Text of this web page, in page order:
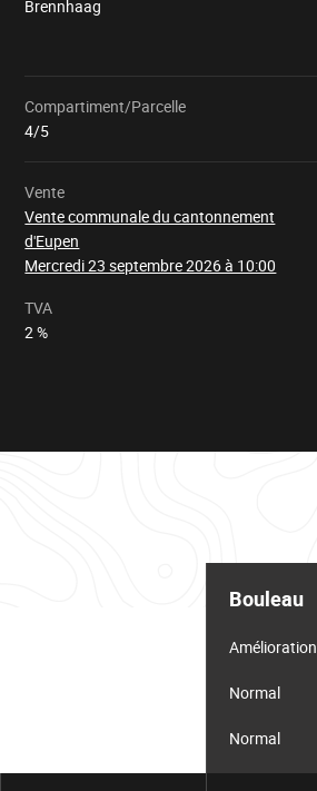
Brennhaag
Compartiment/Parcelle
4/5
Vente
Vente communale du cantonnement
d'Eupen
Mercredi 23 septembre 2026 à 10:00
Chargement
TVA
2 %
Bouleau
Amélioration
Normal
Normal